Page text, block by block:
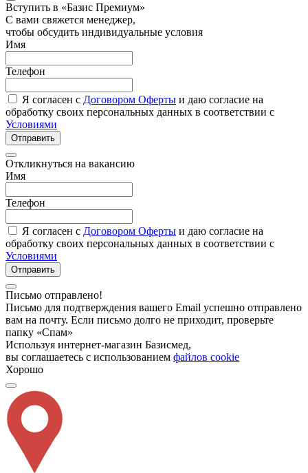
Вступить в «Базис Премиум»
С вами свяжется менеджер,
чтобы обсудить индивидуальные условия
Имя
Телефон
Я согласен с Договором Оферты и даю согласие на
обработку своих персональных данных в соответствии с
Условиями
Отправить
Откликнуться на вакансию
Имя
Телефон
Я согласен с Договором Оферты и даю согласие на
обработку своих персональных данных в соответствии с
Условиями
Отправить
Письмо отправлено!
Письмо для подтверждения вашего Email успешно отправлено
вам на почту. Если письмо долго не приходит, проверьте
папку «Спам»
Используя интернет-магазин Базисмед,
вы соглашаетесь с использованием файлов cookie
Хорошо